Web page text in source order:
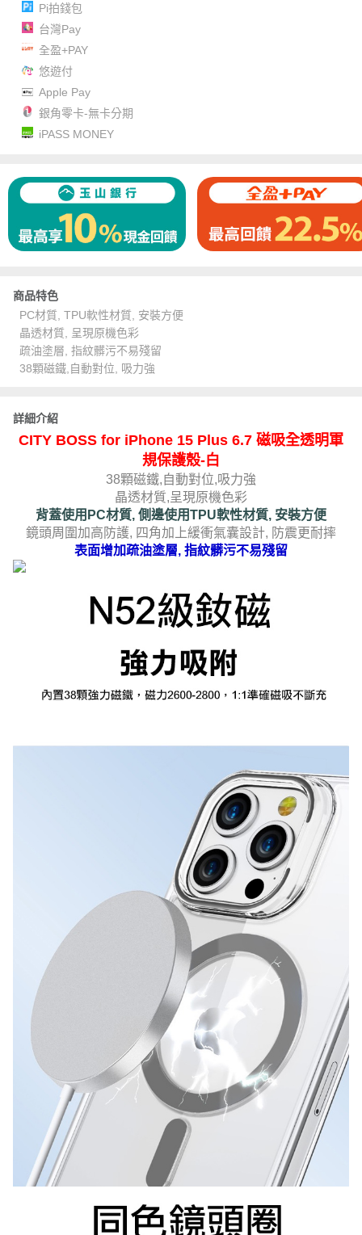
Pi拍錢包
台灣Pay
全盈+PAY
悠遊付
Apple Pay
銀角零卡-無卡分期
iPASS MONEY
商品特色
PC材質, TPU軟性材質, 安裝方便
晶透材質, 呈現原機色彩
疏油塗層, 指紋髒污不易殘留
38顆磁鐵,自動對位, 吸力強
詳細介紹
CITY BOSS for iPhone 15 Plus 6.7 磁吸全透明軍
規保護殼-白
38顆磁鐵,自動對位,吸力強
晶透材質,呈現原機色彩
背蓋使用PC材質, 側邊使用TPU軟性材質, 安裝方便
鏡頭周圍加高防護, 四角加上緩衝氣囊設計, 防震更耐摔
表面增加疏油塗層, 指紋髒污不易殘留